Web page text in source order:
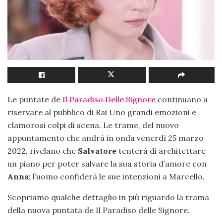
Le puntate de Il Paradiso Delle Signorecontinuano a
riservare al pubblico di Rai Uno grandi emozioni e
clamorosi colpi di scena. Le trame, del nuovo
appuntamento che andrà in onda venerdì 25 marzo
2022, rivelano che Salvatore tenterà di architettare
un piano per poter salvare la sua storia d’amore con
Anna; l’uomo confiderà le sue intenzioni a Marcello.
Scopriamo qualche dettaglio in più riguardo la trama
della nuova puntata de Il Paradiso delle Signore.